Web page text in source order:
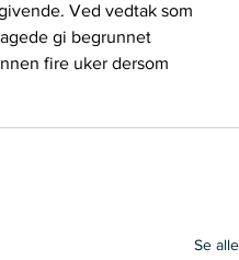
Ved vedtak som
gi begrunnet
fire uker dersom
Se alle